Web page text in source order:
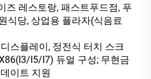
즈 레스토랑, 패스트푸드점, 푸
식당, 상업용 플라자(식음료
스플레이, 정전식 터치 스크
I5/I7) 듀얼 구성; 무현금
이트 지원